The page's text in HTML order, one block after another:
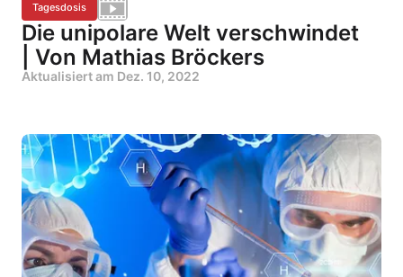
Tagesdosis
Die unipolare Welt verschwindet
| Von Mathias Bröckers
Aktualisiert am Dez. 10, 2022